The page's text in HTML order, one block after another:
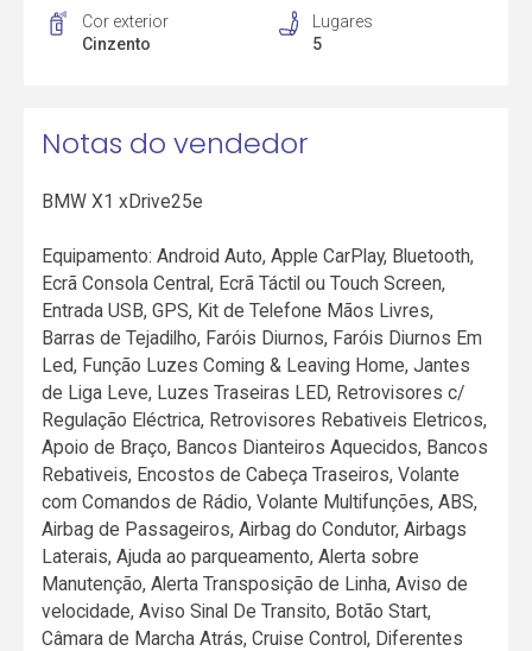
Cor exterior
Cinzento
Lugares
5
Notas do vendedor
BMW X1 xDrive25e
Equipamento: Android Auto, Apple CarPlay, Bluetooth,
Ecrã Consola Central, Ecrã Táctil ou Touch Screen,
Entrada USB, GPS, Kit de Telefone Mãos Livres,
Barras de Tejadilho, Faróis Diurnos, Faróis Diurnos Em
Led, Função Luzes Coming & Leaving Home, Jantes
de Liga Leve, Luzes Traseiras LED, Retrovisores c/
Regulação Eléctrica, Retrovisores Rebativeis Eletricos,
Apoio de Braço, Bancos Dianteiros Aquecidos, Bancos
Rebativeis, Encostos de Cabeça Traseiros, Volante
com Comandos de Rádio, Volante Multifunções, ABS,
Airbag de Passageiros, Airbag do Condutor, Airbags
Laterais, Ajuda ao parqueamento, Alerta sobre
Manutenção, Alerta Transposição de Linha, Aviso de
velocidade, Aviso Sinal De Transito, Botão Start,
Câmara de Marcha Atrás, Cruise Control, Diferentes